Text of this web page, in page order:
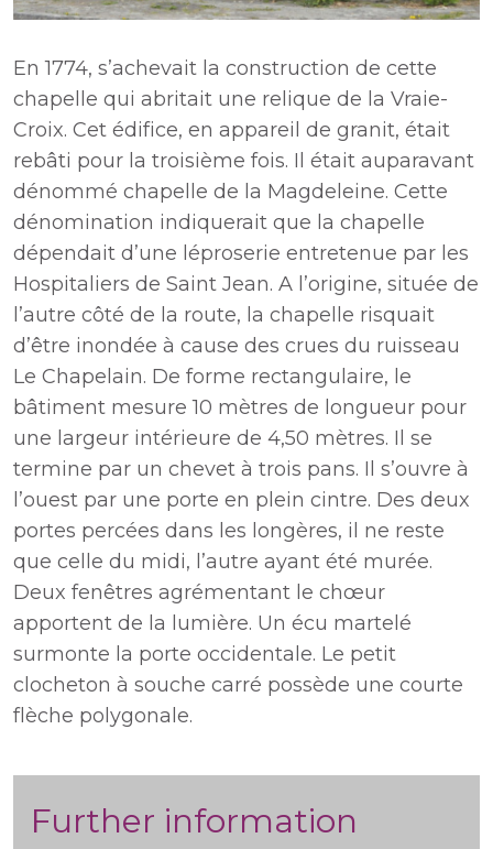
En 1774, s’achevait la construction de cette
chapelle qui abritait une relique de la Vraie-
Croix. Cet édifice, en appareil de granit, était
rebâti pour la troisième fois. Il était auparavant
dénommé chapelle de la Magdeleine. Cette
dénomination indiquerait que la chapelle
dépendait d’une léproserie entretenue par les
Hospitaliers de Saint Jean. A l’origine, située de
l’autre côté de la route, la chapelle risquait
d’être inondée à cause des crues du ruisseau
Le Chapelain. De forme rectangulaire, le
bâtiment mesure 10 mètres de longueur pour
une largeur intérieure de 4,50 mètres. Il se
termine par un chevet à trois pans. Il s’ouvre à
l’ouest par une porte en plein cintre. Des deux
portes percées dans les longères, il ne reste
que celle du midi, l’autre ayant été murée.
Deux fenêtres agrémentant le chœur
apportent de la lumière. Un écu martelé
surmonte la porte occidentale. Le petit
clocheton à souche carré possède une courte
flèche polygonale.
Further information